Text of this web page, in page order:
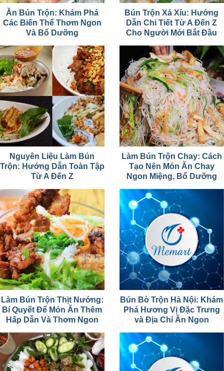
Ăn Bún Trộn: Khám Phá
Các Biến Thể Thơm Ngon
Và Bổ Dưỡng
Bún Trộn Xá Xíu: Hướng
Dẫn Chi Tiết Từ A Đến Z
Cho Người Mới Bắt Đầu
Nguyên Liệu Làm Bún
Trộn: Hướng Dẫn Toàn Tập
Từ A Đến Z
Làm Bún Trộn Chay: Cách
Tạo Nên Món Ăn Chay
Ngon Miệng, Bổ Dưỡng
Làm Bún Trộn Thịt Nướng:
Bí Quyết Để Món Ăn Thêm
Hấp Dẫn Và Thơm Ngon
Bún Bò Trộn Hà Nội: Khám
Phá Hương Vị Đặc Trưng
và Địa Chỉ Ăn Ngon